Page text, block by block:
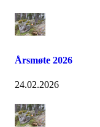
Årsmøte 2026
24.02.2026